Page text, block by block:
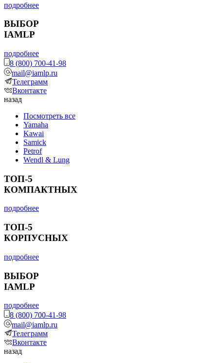
подробнее
ВЫБОР
IAMLP
подробнее
8 (800) 700-41-98
mail@iamlp.ru
Телеграмм
Вконтакте
назад
Посмотреть все
Yamaha
Kawai
Samick
Petrof
Wendl & Lung
ТОП-5
КОМПАКТНЫХ
подробнее
ТОП-5
КОРПУСНЫХ
подробнее
ВЫБОР
IAMLP
подробнее
8 (800) 700-41-98
mail@iamlp.ru
Телеграмм
Вконтакте
назад